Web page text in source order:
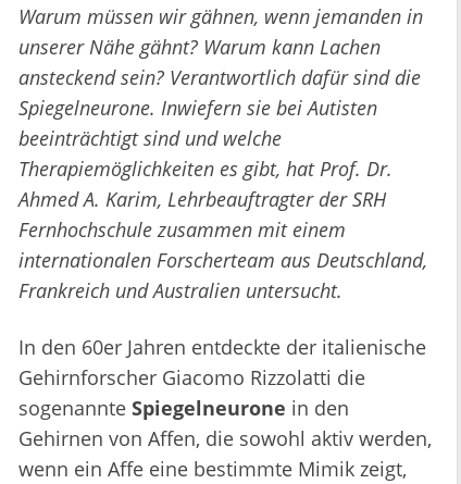
Warum müssen wir gähnen, wenn jemanden in
unserer Nähe gähnt? Warum kann Lachen
ansteckend sein? Verantwortlich dafür sind die
Spiegelneurone. Inwiefern sie bei Autisten
beeinträchtigt sind und welche
Therapiemöglichkeiten es gibt, hat Prof. Dr.
Ahmed A. Karim, Lehrbeauftragter der SRH
Fernhochschule zusammen mit einem
internationalen Forscherteam aus Deutschland,
Frankreich und Australien untersucht.
In den 60er Jahren entdeckte der italienische
Gehirnforscher Giacomo Rizzolatti die
sogenannte Spiegelneurone in den
Gehirnen von Affen, die sowohl aktiv werden,
wenn ein Affe eine bestimmte Mimik zeigt,